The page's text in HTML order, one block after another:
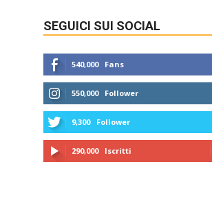
SEGUICI SUI SOCIAL
540,000 Fans
550,000 Follower
9,300 Follower
290,000 Iscritti